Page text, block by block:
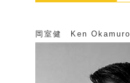
岡室健 Ken Okamuro